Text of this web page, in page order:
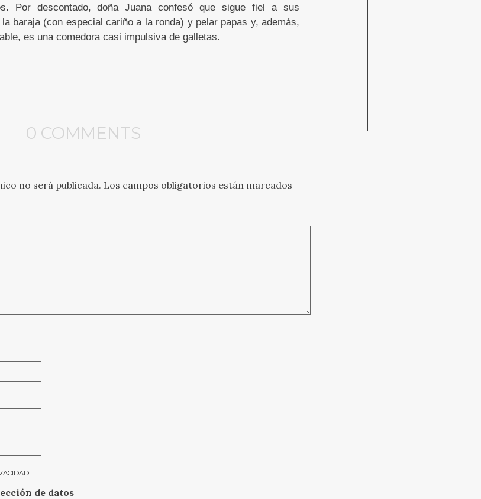
Por descontado, doña Juana confesó que sigue fiel a sus
baraja (con especial cariño a la ronda) y pelar papas y, además,
es una comedora casi impulsiva de galletas.
0 COMMENTS
no será publicada. Los campos obligatorios están marcados
.
de datos